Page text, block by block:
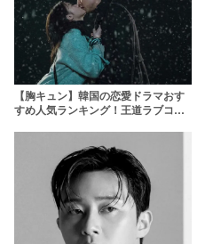
【胸キュン】韓国の恋愛ドラマおす
すめ人気ランキング！王道ラブコメ